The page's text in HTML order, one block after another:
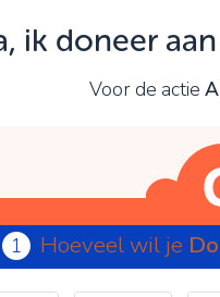
ik doneer aan
Voor de actie
1 Hoeveel wil je
kunt nog niet verder